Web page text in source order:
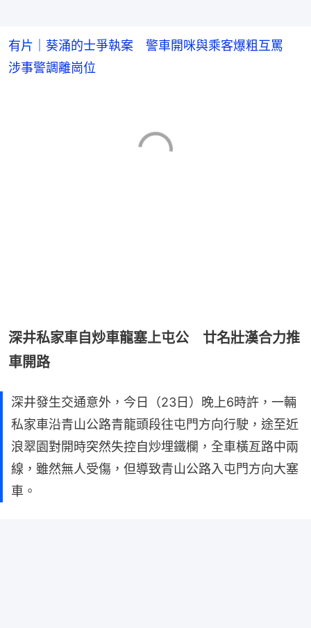
有片｜葵涌的士爭執案 警車開咪與乘客爆粗互罵
涉事警調離崗位
深井私家車自炒車龍塞上屯公 廿名壯漢合力推
車開路
深井發生交通意外，今日（23日）晚上6時許，一輛
私家車沿青山公路青龍頭段往屯門方向行駛，途至近
浪翠園對開時突然失控自炒埋鐵欄，全車橫亙路中兩
線，雖然無人受傷，但導致青山公路入屯門方向大塞
車。